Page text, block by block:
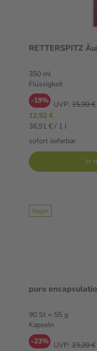
350 ml
Flüssigkeit
-19% UVP: 15,90 €
12,92 €
36,91 € / 1 l
sofort lieferbar
In
Vegan
pure
90 St = 55 g
Kapseln
-23% UVP: 23,20 €